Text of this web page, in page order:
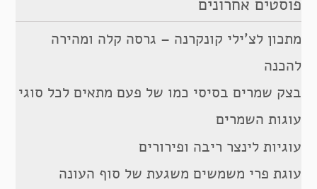
פוסטים אחרונים
מתכון לצ’ילי קונקרנה – גרסה קלה ומהירה
להכנה
בצק שמרים בסיסי כמו של פעם מתאים לכל סוגי
עוגות השמרים
עוגיות לינצר ריבה ופירורים
עוגת פרי משמשים משגעת של סוף העונה